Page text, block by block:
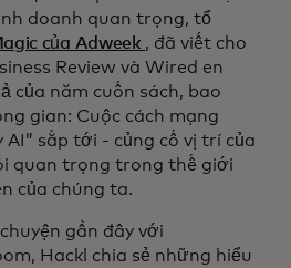
doanh quan trọng, tổ
của Adweek , đã viết cho
Review và Wired en
của năm cuốn sách, bao
gian: Cuộc cách mạng
AI” sắp tới - củng cố vị trí của
quan trọng trong thế giới
của chúng ta.
gần đây với
Hackl chia sẻ những hiểu